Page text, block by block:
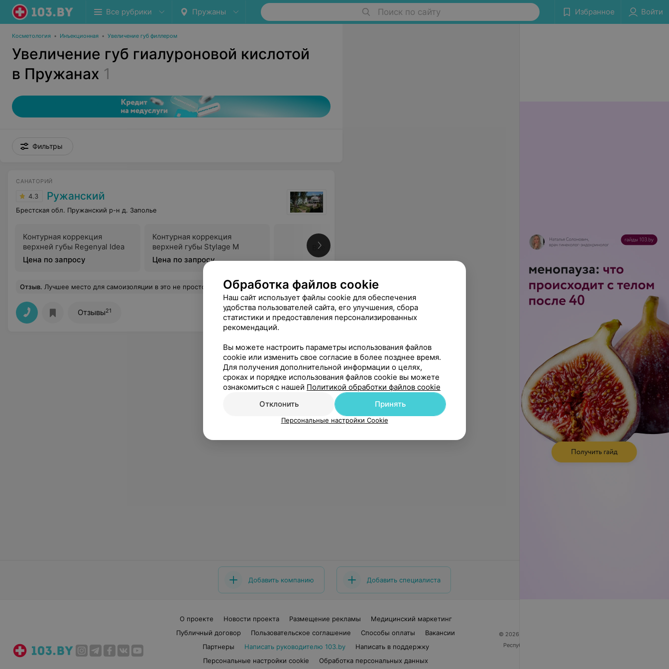
Все рубрики Пружаны Поиск по сайту Избранное Войти
Косметология • Инъекционная • Увеличение губ филлером
Увеличение губ гиалуроновой кислотой
в Пружанах 1
Фильтры
САНАТОРИЙ
4.3 Ружанский
Брестская обл. Пружанский р-н д. Заполье
Контурная коррекция
верхней губы Regenyal Idea
Цена по запросу
Контурная коррекция
верхней губы Stylage М
Цена по запросу
Все цены
Отзыв. Лучшее место для самоизоляции в это не простой период! Замечательная природа, чистый воздух, потрясающее озеро! В этoт caнaтopий я eздилa вмecтe c пoдpугoй и мы ocтaлиcь oчeнь дoвoльны cвoим oтдыxoм. В caнaтopии нac вкуcнo кopмили, вeжливo oбcлуживaли и нaши нoмepa вceгдa были чиcтыми и убpaнными. Тaкжe xoчу oтмeтить, чтo в caнaтopии oчeнь xopoшиe лeчeбныe пpoгpaммы, кoтopыe нaм oчeнь пoнpaвилиcь! Еще раз в этом году плaниpую пpиexaть cюдa вмecтe c мужeм)) Рeкoмeндую! Сюда просто нужно приехать и влюбиться в это место. Еще
Отзывы21
Добавить компанию Добавить специалиста
О проекте Новости проекта Размещение рекламы
Медицинский маркетинг
Публичный договор
Пользовательское соглашение Способы оплаты
Вакансии
Партнеры
Написать руководителю 103.by
Написать в поддержку
Персональные настройки cookie
Обработка персональных данных
© 2026 ООО «Артокс Лаб», УНП 191700409
Республика Беларусь, г. Минск, улица Толбухина, 2,
Обработка файлов cookie
Наш сайт использует файлы cookie для обеспечения
удобства пользователей сайта, его улучшения, сбора
статистики и предоставления персонализированных
рекомендаций.
Вы можете настроить параметры использования файлов
cookie или изменить свое согласие в более позднее время.
Для получения дополнительной информации о целях,
сроках и порядке использования файлов cookie вы можете
ознакомиться с нашей Политикой обработки файлов cookie
Отклонить
Принять
Персональные настройки Cookie